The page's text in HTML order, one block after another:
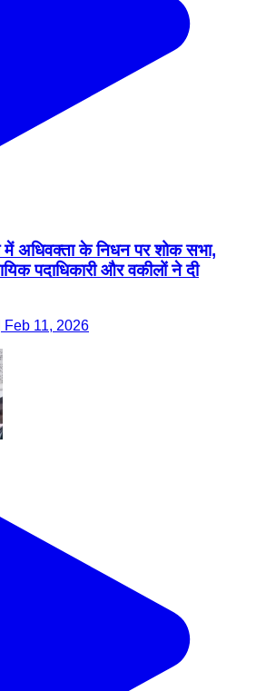
अधिवक्ता के निधन पर शोक सभा,
पदाधिकारी और वकीलों ने दी
Feb 11, 2026